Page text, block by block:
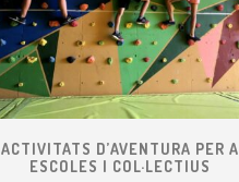
ACTIVITATS D’AVENTURA PER A
ESCOLES I COL·LECTIUS